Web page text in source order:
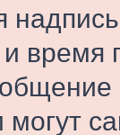
и
могут